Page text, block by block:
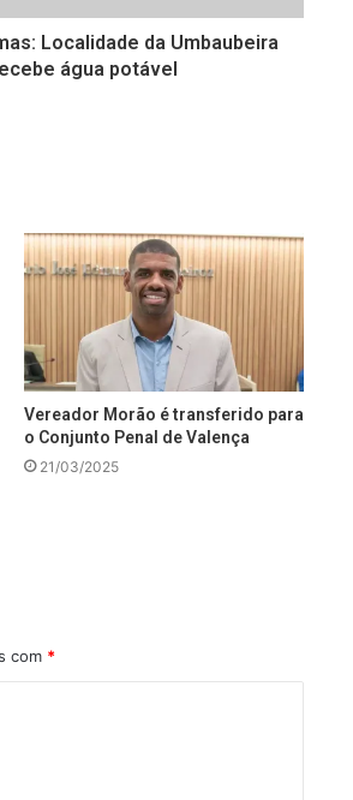
Localidade da Umbaubeira
água potável
Vereador Morão é transferido para
o Conjunto Penal de Valença
21/03/2025
com *